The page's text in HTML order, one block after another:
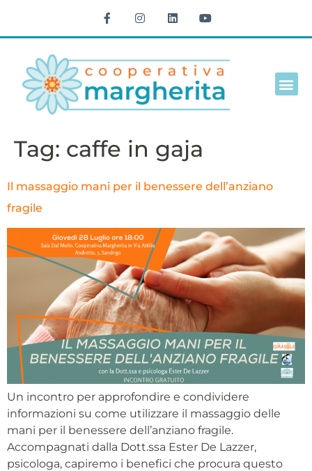
Tag: caffe in gaja
Il massaggio mani per il benessere dell’anziano
fragile
Un incontro per approfondire e condividere
informazioni su come utilizzare il massaggio delle
mani per il benessere dell’anziano fragile.
Accompagnati dalla Dott.ssa Ester De Lazzer,
psicologa, capiremo i benefici che procura questo